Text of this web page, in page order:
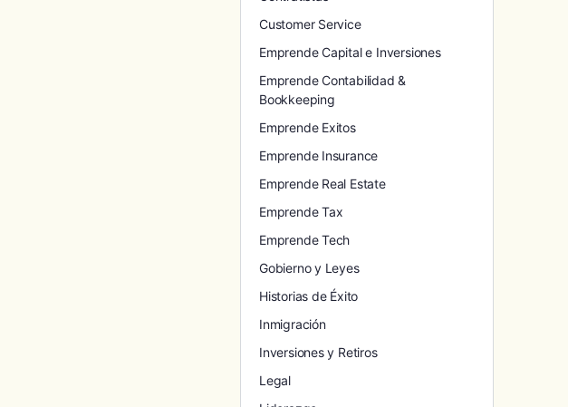
Customer Service
Emprende Capital e Inversiones
Emprende Contabilidad &
Bookkeeping
Emprende Exitos
Emprende Insurance
Emprende Real Estate
Emprende Tax
Emprende Tech
Gobierno y Leyes
Historias de Éxito
Inmigración
Inversiones y Retiros
Legal